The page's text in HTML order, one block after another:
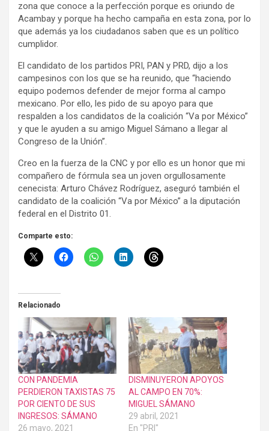
zona que conoce a la perfección porque es oriundo de
Acambay y porque ha hecho campaña en esta zona, por lo
que además ya los ciudadanos saben que es un político
cumplidor.
El candidato de los partidos PRI, PAN y PRD, dijo a los
campesinos con los que se ha reunido, que “haciendo
equipo podemos defender de mejor forma al campo
mexicano. Por ello, les pido de su apoyo para que
respalden a los candidatos de la coalición “Va por México”
y que le ayuden a su amigo Miguel Sámano a llegar al
Congreso de la Unión”.
Creo en la fuerza de la CNC y por ello es un honor que mi
compañero de fórmula sea un joven orgullosamente
cenecista: Arturo Chávez Rodríguez, aseguró también el
candidato de la coalición “Va por México” a la diputación
federal en el Distrito 01.
Comparte esto:
Relacionado
CON PANDEMIA
PERDIERON TAXISTAS 75
POR CIENTO DE SUS
INGRESOS: SÁMANO
26 mayo, 2021
DISMINUYERON APOYOS
AL CAMPO EN 70%:
MIGUEL SÁMANO
29 abril, 2021
En "PRI"